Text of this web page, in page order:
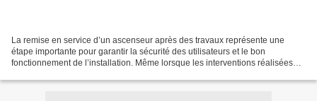
La remise en service d’un ascenseur après des travaux représente une
étape importante pour garantir la sécurité des utilisateurs et le bon
fonctionnement de l’installation. Même lorsque les interventions réalisées